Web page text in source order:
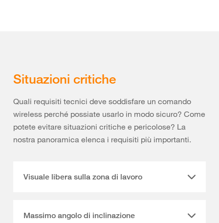
Situazioni critiche
Quali requisiti tecnici deve soddisfare un comando
wireless perché possiate usarlo in modo sicuro? Come
potete evitare situazioni critiche e pericolose? La
nostra panoramica elenca i requisiti più importanti.
Visuale libera sulla zona di lavoro
Massimo angolo di inclinazione